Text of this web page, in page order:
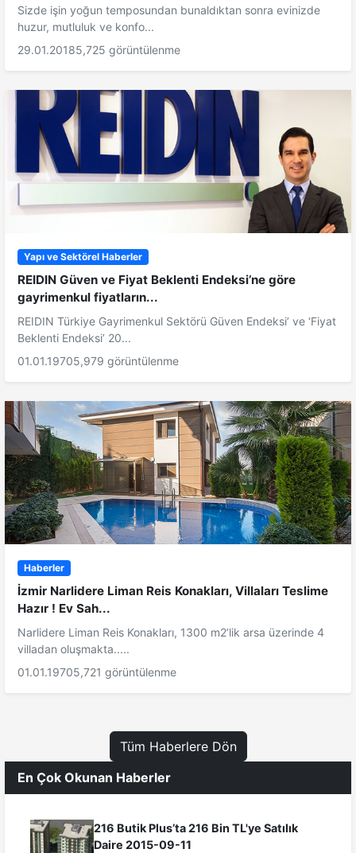
Sizde işin yoğun temposundan bunaldıktan sonra evinizde
huzur, mutluluk ve konfo...
29.01.20185,725 görüntülenme
Yapı ve Sektörel Haberler
REIDIN Güven ve Fiyat Beklenti Endeksi’ne göre
gayrimenkul fiyatların...
REIDIN Türkiye Gayrimenkul Sektörü Güven Endeksi’ ve ‘Fiyat
Beklenti Endeksi’ 20...
01.01.19705,979 görüntülenme
Haberler
İzmir Narlidere Liman Reis Konakları, Villaları Teslime
Hazır ! Ev Sah...
Narlidere Liman Reis Konakları, 1300 m2’lik arsa üzerinde 4
villadan oluşmakta.....
01.01.19705,721 görüntülenme
Tüm Haberlere Dön
En Çok Okunan Haberler
216 Butik Plus’ta 216 Bin TL'ye Satılık
Daire 2015-09-11